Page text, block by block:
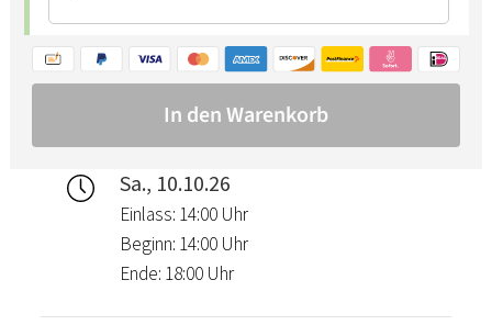
Sa., 10.10.26
Einlass: 14:00 Uhr
Beginn: 14:00 Uhr
Ende: 18:00 Uhr